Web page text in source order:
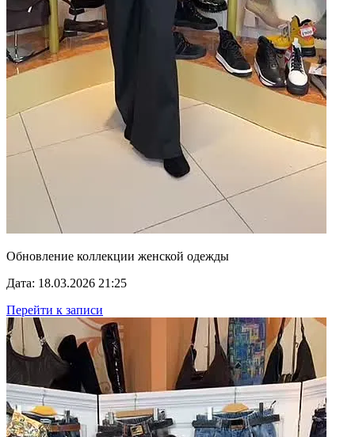
Обновление коллекции женской одежды
Дата: 18.03.2026 21:25
Перейти к записи